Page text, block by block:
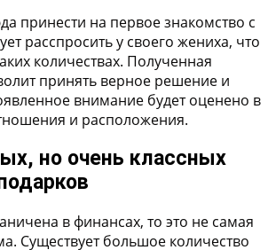
принести на первое знакомство с
расспросить у своего жениха, что
количествах. Полученная
принять верное решение и
внимание будет оценено в
и расположения.
но очень классных
в финансах, то это не самая
Существует большое количество